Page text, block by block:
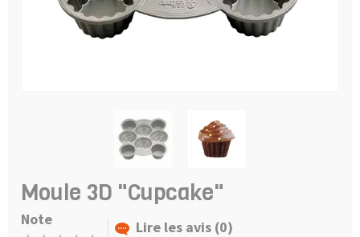
Moule 3D "Cupcake"
Note Lire les avis (0)